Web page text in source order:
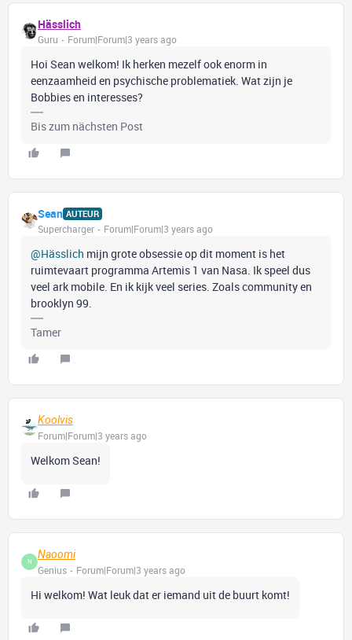
Hässlich
Guru Forum|Forum|3 years ago
Hoi Sean welkom! Ik herken mezelf ook enorm in
eenzaamheid en psychische problematiek. Wat zijn je
Bobbies en interesses?
Bis zum nächsten Post
Sean AUTEUR
Supercharger Forum|Forum|3 years ago
@Hässlich mijn grote obsessie op dit moment is het
ruimtevaart programma Artemis 1 van Nasa. Ik speel dus
veel ark mobile. En ik kijk veel series. Zoals community en
brooklyn 99.
Tamer
Koolvis
Forum|Forum|3 years ago
Welkom Sean!
N
Naoomi
Genius
Forum|Forum|3 years ago
Hi welkom! Wat leuk dat er iemand uit de buurt komt!